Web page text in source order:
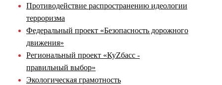
Противодействие распространению идеологии
терроризма
Федеральный проект «Безопасность дорожного
движения»
Региональный проект «КуZбасс -
правильный выбор»
Экологическая грамотность